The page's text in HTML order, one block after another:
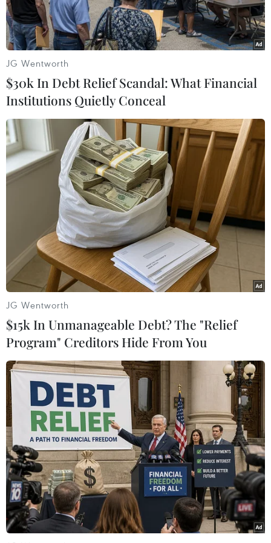
Ban tổ chức trao giải cho các kỳ thủ ở bảng phong trào nâng
cao nội dung cờ tiêu chuẩn. (Ảnh: Đức Hiếu/TTXVN)
Sau một tuần tranh tài sôi nổi, ngày 12/6, tại
Cung Quy hoạch, Hội chợ và Triển lãm (thành
phố Hạ Long), Giải Cờ vua đại kiện tướng, kiện
tướng quốc tế Quảng Ninh lần thứ II bế mạc.
Giải thu hút gần 100 kỳ thủ đến từ 9 quốc gia
Nam) tranh tài ở 2 bảng chuyên nghiệp (GM,
IM) và bảng phong trào nâng cao (FM). Các kỳ
thủ thi đấu 2 nội dung là cờ tiêu chuẩn và cờ
chớp.
Kết quả, ở nội dung cờ tiêu chuẩn dành cho đại
kiện tướng, ở bảng 1 kỳ thủ Bành Gia Huy (Việt
Nam) giành chức vô địch. Huy chương Bạc
thuộc về Priasmoro Novendra của Indonesia;
huy chương Đồng được trao cho Kushagra
Mohan của Ấn Độ.
Ở bảng 2, chức vô địch thuộc về kỳ thủ
Laohawirapap Prin của Thái Lan. Huy chương
JG Wentworth
$30k In Debt Relief Scandal: What Financial
Institutions Quietly Conceal
JG Wentworth
$15k In Unmanageable Debt? The "Relief
Program" Creditors Hide From You